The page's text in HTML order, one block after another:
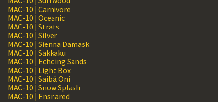
MAC-10 | Carnivore
MAC-10 | Oceanic
MAC-10 | Strats
MAC-10 | Silver
MAC-10 | Sienna Damask
MAC-10 | Sakkaku
MAC-10 | Echoing Sands
MAC-10 | Light Box
MAC-10 | Saibā Oni
MAC-10 | Snow Splash
MAC-10 | Ensnared